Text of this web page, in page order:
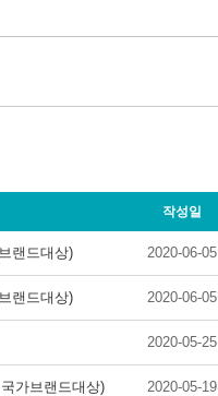
작성일
랜드대상) 2020-06-05
랜드대상) 2020-06-05
2020-05-25
가브랜드대상) 2020-05-19